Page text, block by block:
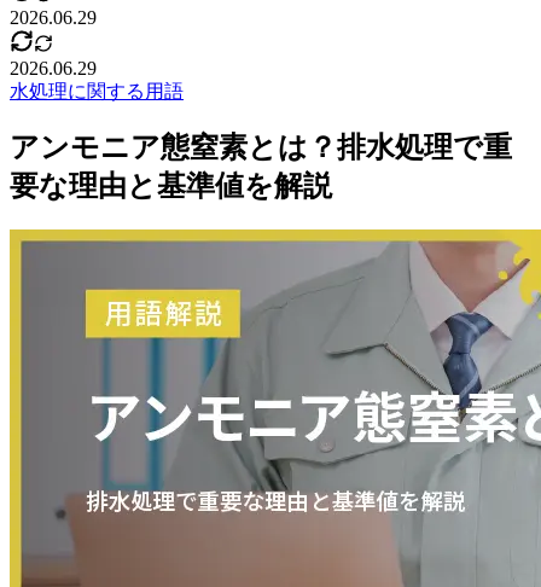
2026.06.29
2026.06.29
水処理に関する用語
アンモニア態窒素とは？排水処理で重
要な理由と基準値を解説